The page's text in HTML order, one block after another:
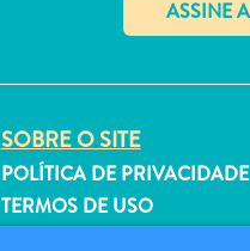
SOBRE O SITE
POLÍTICA DE PRIVACIDADE
TERMOS DE USO